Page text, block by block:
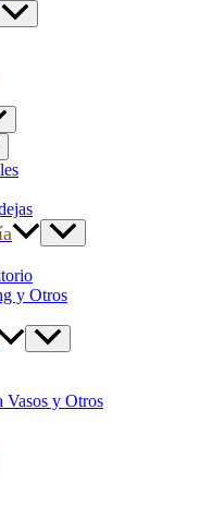
y Otros
Vasos y Otros